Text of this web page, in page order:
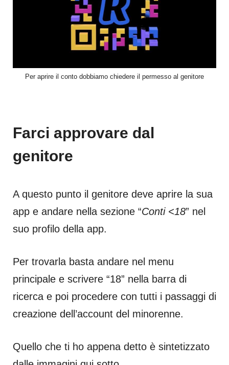
Per aprire il conto dobbiamo chiedere il permesso al genitore
Farci approvare dal
genitore
A questo punto il genitore deve aprire la sua
app e andare nella sezione “Conti <18” nel
suo profilo della app.
Per trovarla basta andare nel menu
principale e scrivere “18” nella barra di
ricerca e poi procedere con tutti i passaggi di
creazione dell’account del minorenne.
Quello che ti ho appena detto è sintetizzato